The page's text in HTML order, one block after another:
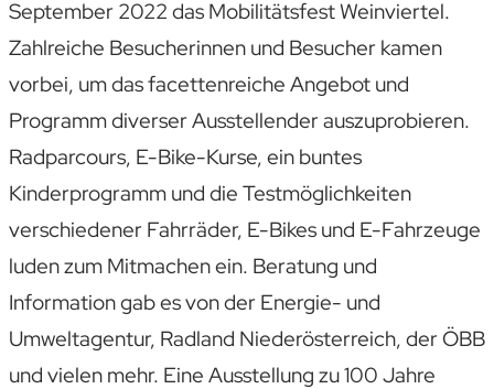
September 2022 das Mobilitätsfest Weinviertel.
Zahlreiche Besucherinnen und Besucher kamen
vorbei, um das facettenreiche Angebot und
Programm diverser Ausstellender auszuprobieren.
Radparcours, E-Bike-Kurse, ein buntes
Kinderprogramm und die Testmöglichkeiten
verschiedener Fahrräder, E-Bikes und E-Fahrzeuge
luden zum Mitmachen ein. Beratung und
Information gab es von der Energie- und
Umweltagentur, Radland Niederösterreich, der ÖBB
und vielen mehr. Eine Ausstellung zu 100 Jahre